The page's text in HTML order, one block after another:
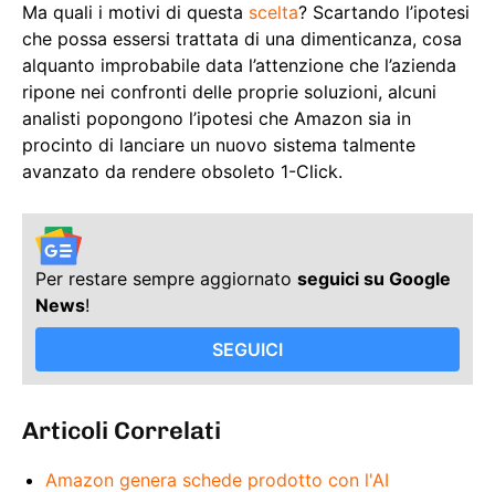
Ma quali i motivi di questa scelta? Scartando l’ipotesi
che possa essersi trattata di una dimenticanza, cosa
alquanto improbabile data l’attenzione che l’azienda
ripone nei confronti delle proprie soluzioni, alcuni
analisti popongono l’ipotesi che Amazon sia in
procinto di lanciare un nuovo sistema talmente
avanzato da rendere obsoleto 1-Click.
Per restare sempre aggiornato seguici su Google
News!
SEGUICI
Articoli Correlati
Amazon genera schede prodotto con l'AI